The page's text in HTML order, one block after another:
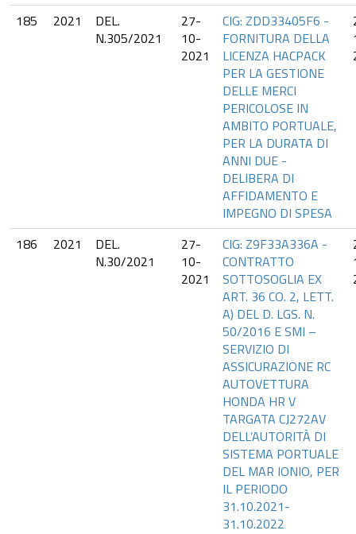
185 2021
DEL.
N.305/2021
27-
10-
2021
CIG: ZDD33405F6 -
FORNITURA DELLA
LICENZA HACPACK
PER LA GESTIONE
DELLE MERCI
PERICOLOSE IN
AMBITO PORTUALE,
PER LA DURATA DI
ANNI DUE -
DELIBERA DI
AFFIDAMENTO E
IMPEGNO DI SPESA
186 2021
DEL.
N.30/2021
27-
10-
2021
CIG: Z9F33A336A -
CONTRATTO
SOTTOSOGLIA EX
ART. 36 CO. 2, LETT.
A) DEL D. LGS. N.
50/2016 E SMI –
SERVIZIO DI
ASSICURAZIONE RC
AUTOVETTURA
HONDA HR V
TARGATA CJ272AV
DELL’AUTORITÀ DI
SISTEMA PORTUALE
DEL MAR IONIO, PER
IL PERIODO
31.10.2021-
31.10.2022